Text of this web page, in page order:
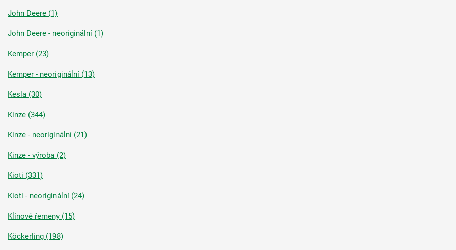
John Deere (1)
John Deere - neoriginální (1)
Kemper (23)
Kemper - neoriginální (13)
Kesla (30)
Kinze (344)
Kinze - neoriginální (21)
Kinze - výroba (2)
Kioti (331)
Kioti - neoriginální (24)
Klínové řemeny (15)
Köckerling (198)